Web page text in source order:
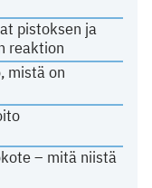
pistoksen ja
reaktion
mistä on
– mitä niistä